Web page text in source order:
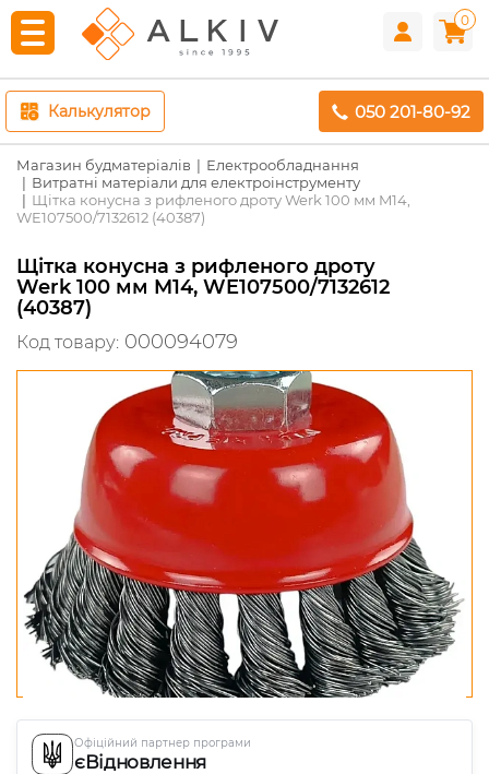
0
Калькулятор 050 201-80-92
Магазин будматеріалів
Електрообладнання
Витратні матеріали для електроінструменту
Щітка конусна з рифленого дроту Werk 100 мм M14,
WE107500/7132612 (40387)
Щітка конусна з рифленого дроту
Werk 100 мм M14, WE107500/7132612
(40387)
Код товару: 000094079
Офіційний партнер програми
єВідновлення